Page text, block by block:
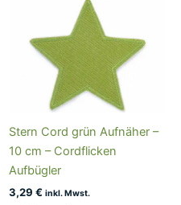
Stern Cord grün Aufnäher –
10 cm – Cordflicken
Aufbügler
3,29 € inkl. Mwst.